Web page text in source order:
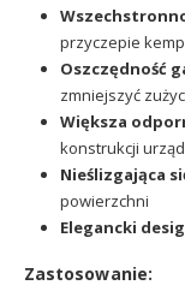
przyczepie
Oszczędność
zmniejszyć
Większa
konstrukcji
Nieślizgająca
powierzchni
Elegancki
Zastosowanie: